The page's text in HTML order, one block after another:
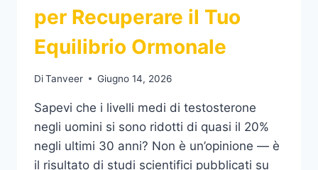
per Recuperare il Tuo
Equilibrio Ormonale
DiTanveer Giugno 14, 2026
Sapevi che i livelli medi di testosterone
negli uomini si sono ridotti di quasi il 20%
negli ultimi 30 anni? Non è un’opinione — è
il risultato di studi scientifici pubblicati su